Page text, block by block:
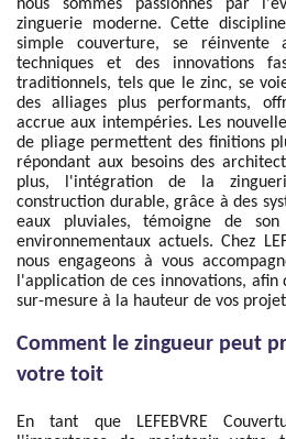
nous sommes passionnés par
zinguerie moderne. Cette
simple couverture, se réinvente
techniques et des innovations
traditionnels, tels que le zinc, se
des alliages plus performants,
accrue aux intempéries. Les
de pliage permettent des finitions
répondant aux besoins des
plus, l'intégration de la
construction durable, grâce à des
eaux pluviales, témoigne de
environnementaux actuels. Chez
nous engageons à vous
l'application de ces innovations,
sur-mesure à la hauteur de vos
Comment le zingueur peut
votre toit
En tant que LEFEBVRE